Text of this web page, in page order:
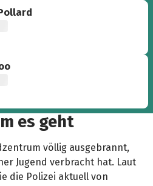
es geht
völlig ausgebrannt,
Jugend verbracht hat. Laut
die Polizei aktuell von